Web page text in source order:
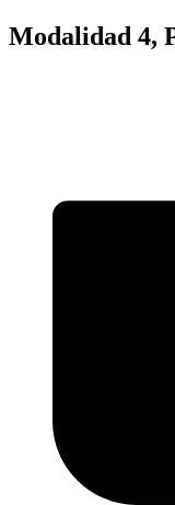
Modalidad 4,